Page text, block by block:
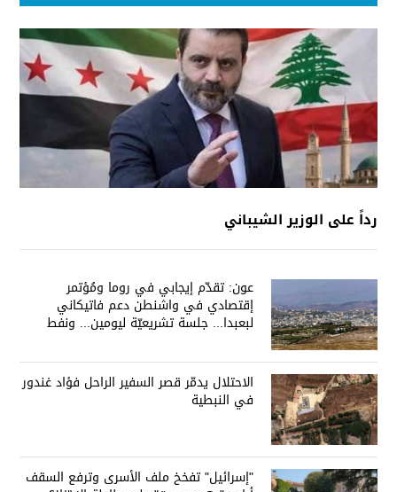
رداً على الوزير الشيباني
عون: تقدّم إيجابي في روما ومُؤتمر
إقتصادي في واشنطن دعم فاتيكاني
لبعبدا... جلسة تشريعيّة ليومين... ونفط
الاحتلال يدمّر قصر السفير الراحل فؤاد غندور
في النبطية
"إسرائيل" تفخخ ملف الأسرى وترفع السقف